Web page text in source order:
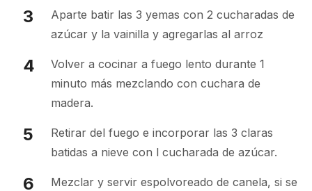
Aparte batir las 3 yemas con 2 cucharadas de
azúcar y la vainilla y agregarlas al arroz
Volver a cocinar a fuego lento durante 1
minuto más mezclando con cuchara de
madera.
Retirar del fuego e incorporar las 3 claras
batidas a nieve con l cucharada de azúcar.
Mezclar y servir espolvoreado de canela, si se